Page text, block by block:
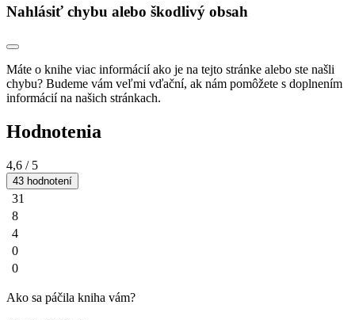
Nahlásiť chybu alebo škodlivý obsah
Máte o knihe viac informácií ako je na tejto stránke alebo ste našli
chybu? Budeme vám veľmi vďační, ak nám pomôžete s doplnením
informácií na našich stránkach.
Hodnotenia
4,6 / 5
43 hodnotení
31
8
4
0
0
Ako sa páčila kniha vám?